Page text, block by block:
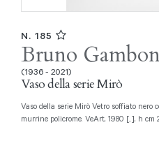
N. 185
Bruno
(1936 - 2021)
Vaso della serie Mirò
Vaso della serie Mirò Vetro soffiato nero con inclusione di frammenti di canne e
murrine policrome. VeArt, 1980 [..], h cm